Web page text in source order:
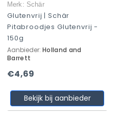
Merk: Schär
Glutenvrij | Schär
Pitabroodjes Glutenvrij -
150g
Aanbieder: Holland and
Barrett
€4,69
Bekijk bij aanbieder